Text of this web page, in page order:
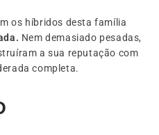
os híbridos desta família
Nem demasiado pesadas,
a sua reputação com
completa.